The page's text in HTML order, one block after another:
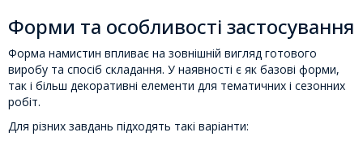
Форми та особливості застосування
Форма намистин впливає на зовнішній вигляд готового
виробу та спосіб складання. У наявності є як базові форми,
так і більш декоративні елементи для тематичних і сезонних
робіт.
Для різних завдань підходять такі варіанти: